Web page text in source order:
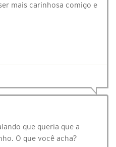
mais carinhosa comigo e
que queria que a
O que você acha?